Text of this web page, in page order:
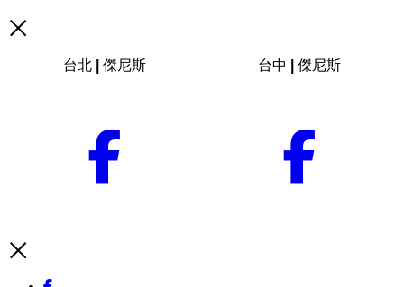
台北 | 傑尼斯 台中 | 傑尼斯